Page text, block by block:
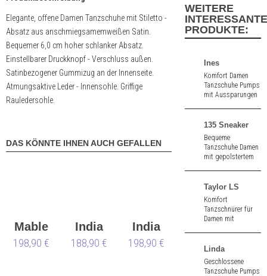
Elegante, offene Damen Tanzschuhe mit Stiletto -
Absatz aus anschmiegsamemweißen Satin.
Bequemer 6,0 cm hoher schlanker Absatz.
Einstellbarer Druckknopf - Verschluss außen.
Satinbezogener Gummizug an der Innenseite.
Atmungsaktive Leder - Innensohle. Griffige
Rauledersohle.
DAS KÖNNTE IHNEN AUCH GEFALLEN
Mable
LS
198,90 €
India
188,90 €
India
LS
198,90 €
WEITERE
INTERESSANTE
PRODUKTE:
Ines
Komfort Damen
Tanzschuhe Pumps
mit Aussparungen
cm hoher Absatz.
135 Sneaker
Bequeme
Tanzschuhe Damen
mit gepolstertem
Geteilte Sohle. 1,0
cm hoher Absatz.
Taylor LS
Komfort
Tanzschnürer für
Damen mit
Nappaleder. 1,5 cm
hoher Absatz.
Ledersohle.
Linda
Geschlossene
Tanzschuhe Pumps